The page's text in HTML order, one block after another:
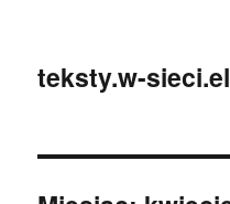
teksty.w-